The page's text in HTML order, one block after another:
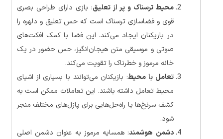
محیط ترسناک و پر از تعلیق: بازی دارای طراحی بصری
قوی و فضاسازی ترسناک است که حس تعلیق و دلهره را
در بازیکنان ایجاد می‌کند. این فضا با کمک افکت‌های
صوتی و موسیقی متن هیجان‌انگیز، حس حضور در یک
خانه مرموز و خطرناک را تقویت می‌کند.
تعامل با محیط: بازیکنان می‌توانند با بسیاری از اشیای
محیط تعامل داشته باشند. این تعاملات ممکن است به
کشف سرنخ‌ها یا راه‌حل‌هایی برای پازل‌های مختلف منجر
شود.
دشمن هوشمند: همسایه مرموز به عنوان دشمن اصلی